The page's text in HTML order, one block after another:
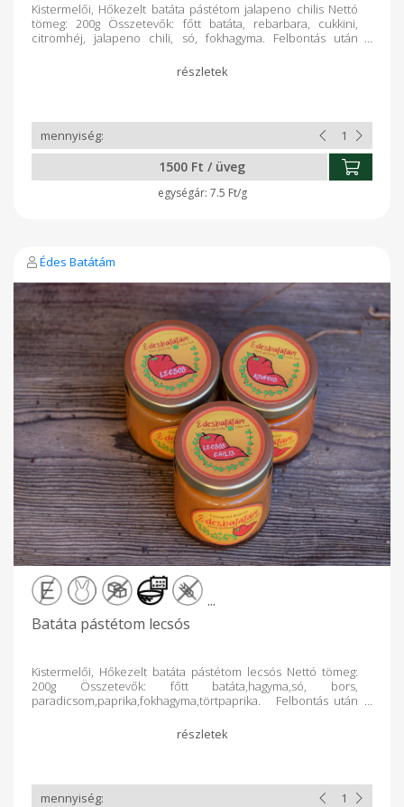
Kistermelői, Hőkezelt batáta pástétom jalapeno chilis Nettó
tömeg: 200g Összetevők: főtt batáta, rebarbara, cukkini,
citromhéj, jalapeno chili, só, fokhagyma. Felbontás után
gyermekek elől elzárva tartandó! Ajánlom: sült, párolt halas
ételekhez, chipshez, pizza-melegszendvics krémnek, sült
1500 Ft / üveg
7.5 Ft/g
Édes Batátám
...
Batáta pástétom lecsós
Kistermelői, Hőkezelt batáta pástétom lecsós Nettó tömeg:
200g Összetevők: főtt batáta,hagyma,só, bors,
paradicsom,paprika,fokhagyma,törtpaprika. Felbontás után
melegszendvics krémnek, sült húsokhoz, zöldségköretek
színesítéséhez, nyers zöldségek mártogatósának.